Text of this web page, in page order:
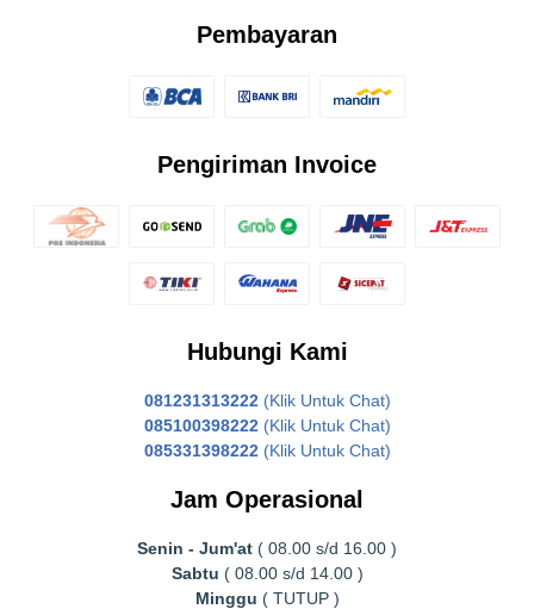
Pembayaran
Pengiriman Invoice
Hubungi Kami
081231313222 (Klik Untuk Chat)
085100398222 (Klik Untuk Chat)
085331398222 (Klik Untuk Chat)
Jam Operasional
Senin - Jum'at ( 08.00 s/d 16.00 )
Sabtu ( 08.00 s/d 14.00 )
Minggu ( TUTUP )